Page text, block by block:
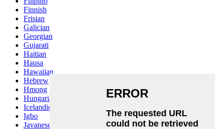
Finnish
Frisian
Galician
Georgian
Gujarati
Haitian
Hausa
Hawaiian
Hebrew
Hmong
Hungarian
Icelandic
Igbo
Javanese